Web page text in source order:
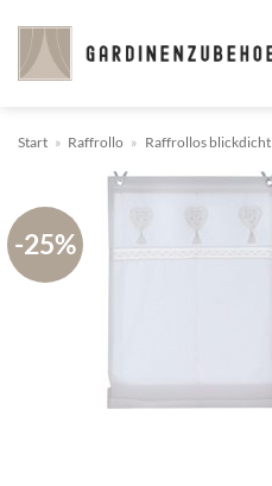
Inhalt
springen
Start » Raffrollo » Raffrollos blickdicht
-25%